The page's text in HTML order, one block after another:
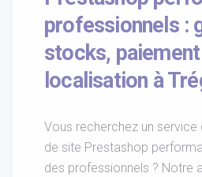
professionnels :
stocks,
localisation à
Vous recherchez un
de site Prestashop
des professionnels ? Notre